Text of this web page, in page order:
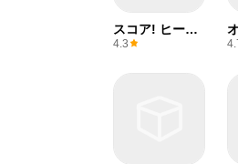
スコア! ヒーロ
ー2
4.3